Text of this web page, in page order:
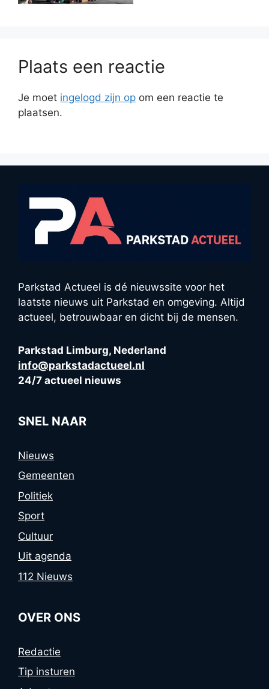
Plaats een reactie
Je moet ingelogd zijn op om een reactie te
plaatsen.
Parkstad Actueel is dé nieuwssite voor het
laatste nieuws uit Parkstad en omgeving. Altijd
actueel, betrouwbaar en dicht bij de mensen.
Parkstad Limburg, Nederland
info@parkstadactueel.nl
24/7 actueel nieuws
SNEL NAAR
Nieuws
Gemeenten
Politiek
Sport
Cultuur
Uit agenda
112 Nieuws
OVER ONS
Redactie
Tip insturen